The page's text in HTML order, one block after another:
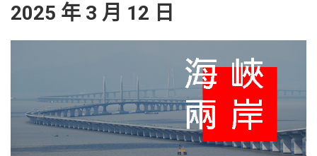
2025 年 3 月 12 日